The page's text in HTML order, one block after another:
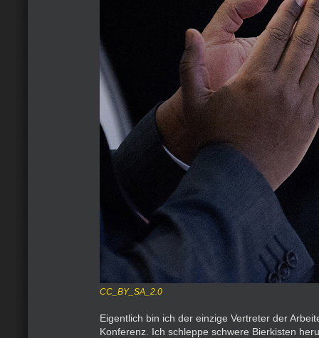
CC_BY_SA_2.0
Eigentlich bin ich der einzige Vertreter der
Konferenz. Ich schleppe schwere Bierkisten